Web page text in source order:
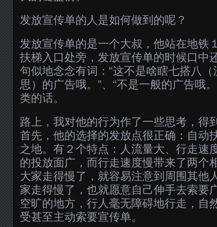
发放宣传单的人是如何做到的呢？
发放宣传单的是一个大叔，他站在地铁
扶梯入口处旁，发放宣传单的时候口中
句似地念念有词：“这不是啥瞎七搭八（
思）的广告哦。”、“不是一般的广告哦
类的话。
路上，我对他的行为作了一些思考，得
首先，他的选择的发放点很正确：自动
之地。有２个特点：人流量大、行走速
的投放面广，而行走速度慢带来了两个
大家走得慢了，就容易注意到周围其他
家走得慢了，也就愿意自己伸手去索要
空旷的地方，行人毫无障碍地行走，自
受甚至主动索要宣传单。